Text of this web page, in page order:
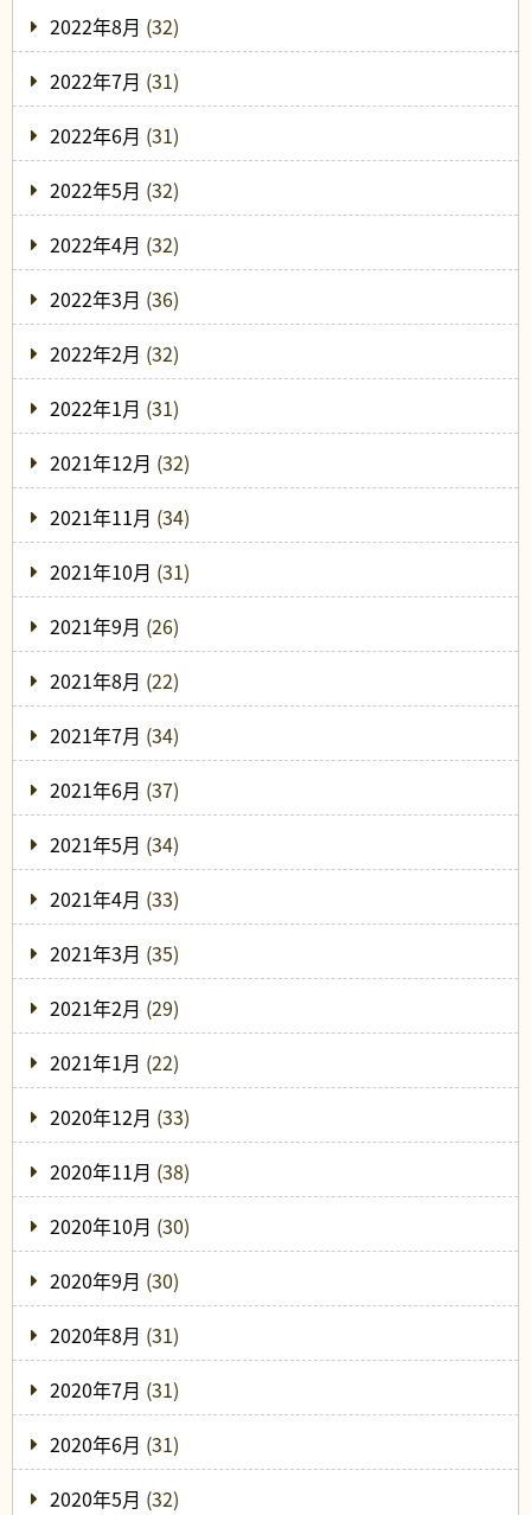
2022年8月 (32)
2022年7月 (31)
2022年6月 (31)
2022年5月 (32)
2022年4月 (32)
2022年3月 (36)
2022年2月 (32)
2022年1月 (31)
2021年12月 (32)
2021年11月 (34)
2021年10月 (31)
2021年9月 (26)
2021年8月 (22)
2021年7月 (34)
2021年6月 (37)
2021年5月 (34)
2021年4月 (33)
2021年3月 (35)
2021年2月 (29)
2021年1月 (22)
2020年12月 (33)
2020年11月 (38)
2020年10月 (30)
2020年9月 (30)
2020年8月 (31)
2020年7月 (31)
2020年6月 (31)
2020年5月 (32)